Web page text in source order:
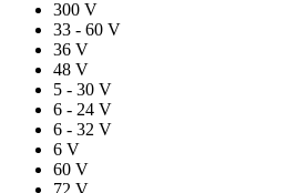
300 V
33 - 60 V
36 V
48 V
5 - 30 V
6 - 24 V
6 - 32 V
6 V
60 V